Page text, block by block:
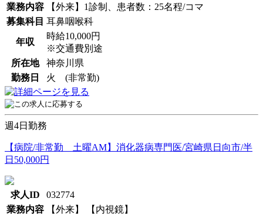
業務内容
【外来】1診制、患者数：25名程/コマ
募集科目 耳鼻咽喉科
年収
時給10,000円
※交通費別途
所在地
神奈川県
勤務日
火 (非常勤)
週4日勤務
【病院/非常勤 土曜AM】消化器病専門医/宮崎県日向市/半
日50,000円
求人ID
032774
業務内容
【外来】 【内視鏡】